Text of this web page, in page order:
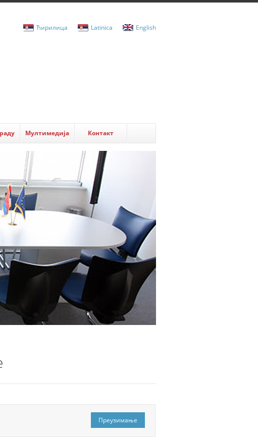
English
Latinica
Ћирилица
Мултимедија Контакт
Преузимање